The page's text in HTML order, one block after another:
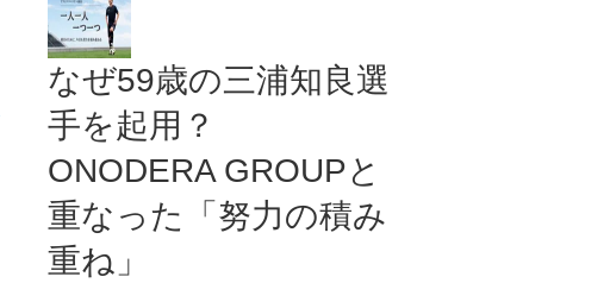
なぜ59歳の三浦知良選
手を起用？
ONODERA GROUPと
重なった「努力の積み
重ね」